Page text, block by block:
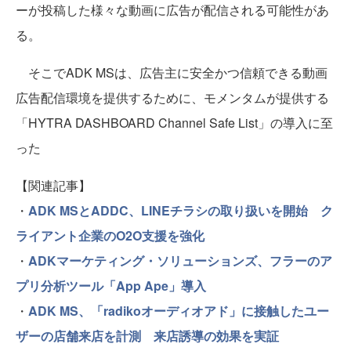
ーが投稿した様々な動画に広告が配信される可能性があ
る。
そこでADK MSは、広告主に安全かつ信頼できる動画
広告配信環境を提供するために、モメンタムが提供する
「HYTRA DASHBOARD Channel Safe List」の導入に至
った
【関連記事】
・ ADK MSとADDC、LINEチラシの取り扱いを開始 ク
ライアント企業のO2O支援を強化
・ ADKマーケティング・ソリューションズ、フラーのア
プリ分析ツール「App Ape」導入
・ ADK MS、「radikoオーディオアド」に接触したユー
ザーの店舗来店を計測 来店誘導の効果を実証